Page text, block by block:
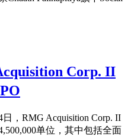
Corp. II
，RMG Acquisition Corp. II
单位，其中包括全面